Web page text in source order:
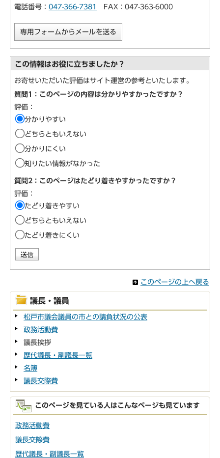
電話番号： 047-366-7381 FAX：047-363-6000
専用フォームからメールを送る
この情報はお役に立ちましたか？
お寄せいただいた評価はサイト運営の参考といたします。
質問1：このページの内容は分かりやすかったですか？
評価：
分かりやすい
どちらともいえない
分かりにくい
知りたい情報がなかった
質問2：このページはたどり着きやすかったですか？
評価：
たどり着きやすい
どちらともいえない
たどり着きにくい
このページの上へ戻る
議長・議員
松戸市議会議員の市との請負状況の公表
政務活動費
議長挨拶
歴代議長・副議長一覧
名簿
議長交際費
このページを見ている人はこんなページも見ています
政務活動費
議長交際費
歴代議長・副議長一覧